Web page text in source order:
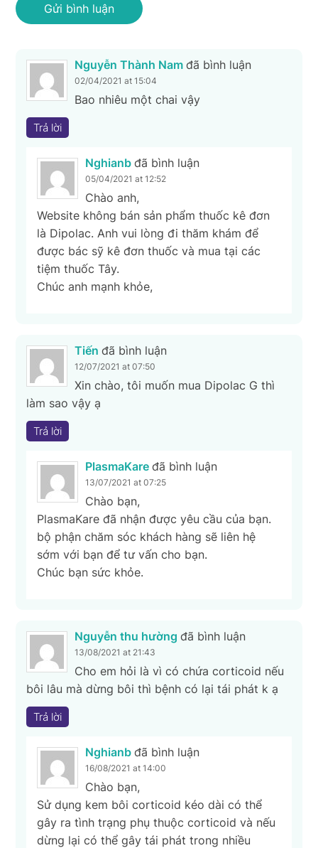
Nguyễn Thành Nam đã bình luận
02/04/2021 at 15:04
Bao nhiêu một chai vậy
Trả lời
Nghianb đã bình luận
05/04/2021 at 12:52
Chào anh,
Website không bán sản phẩm thuốc kê đơn
là Dipolac. Anh vui lòng đi thăm khám để
được bác sỹ kê đơn thuốc và mua tại các
tiệm thuốc Tây.
Chúc anh mạnh khỏe,
Tiến đã bình luận
12/07/2021 at 07:50
Xin chào, tôi muốn mua Dipolac G thì
làm sao vậy ạ
Trả lời
PlasmaKare đã bình luận
13/07/2021 at 07:25
Chào bạn,
PlasmaKare đã nhận được yêu cầu của bạn.
bộ phận chăm sóc khách hàng sẽ liên hệ
sớm với bạn để tư vấn cho bạn.
Chúc bạn sức khỏe.
Nguyễn thu hường đã bình luận
13/08/2021 at 21:43
Cho em hỏi là vì có chứa corticoid nếu
bôi lâu mà dừng bôi thì bệnh có lại tái phát k ạ
Trả lời
Nghianb đã bình luận
16/08/2021 at 14:00
Chào bạn,
Sử dụng kem bôi corticoid kéo dài có thể
gây ra tình trạng phụ thuộc corticoid và nếu
dừng lại có thể gây tái phát trong nhiều